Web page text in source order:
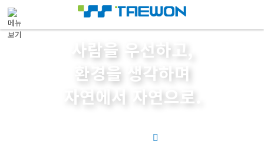
메뉴 건너뛰기
사람을 우선하고,
환경을 생각하며
자연에서 자연으로.